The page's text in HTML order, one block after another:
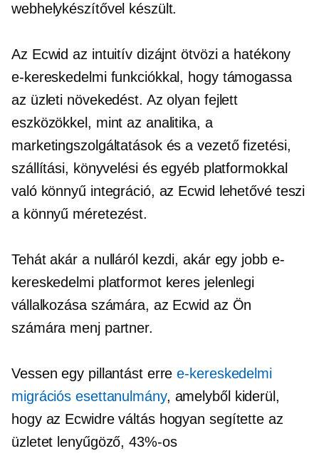
webhelykészítővel készült.
Az Ecwid az intuitív dizájnt ötvözi a hatékony
e-kereskedelmi funkciókkal, hogy támogassa
az üzleti növekedést. Az olyan fejlett
eszközökkel, mint az analitika, a
marketingszolgáltatások és a vezető fizetési,
szállítási, könyvelési és egyéb platformokkal
való könnyű integráció, az Ecwid lehetővé teszi
a könnyű méretezést.
Tehát akár a nulláról kezdi, akár egy jobb e-
kereskedelmi platformot keres jelenlegi
vállalkozása számára, az Ecwid az Ön
számára menjpartner.
Vessen egy pillantást erree-kereskedelmi
migrációs esettanulmány, amelyből kiderül,
hogy az Ecwidre váltás hogyan segítette az
üzletet lenyűgöző, 43%-os